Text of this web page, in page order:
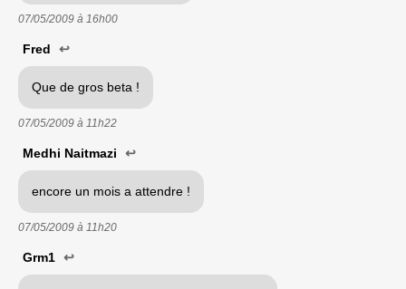
07/05/2009 à 16h00
Fred ↩
Que de gros beta !
07/05/2009 à 11h22
Medhi Naitmazi ↩
encore un mois a attendre !
07/05/2009 à 11h20
Grm1 ↩